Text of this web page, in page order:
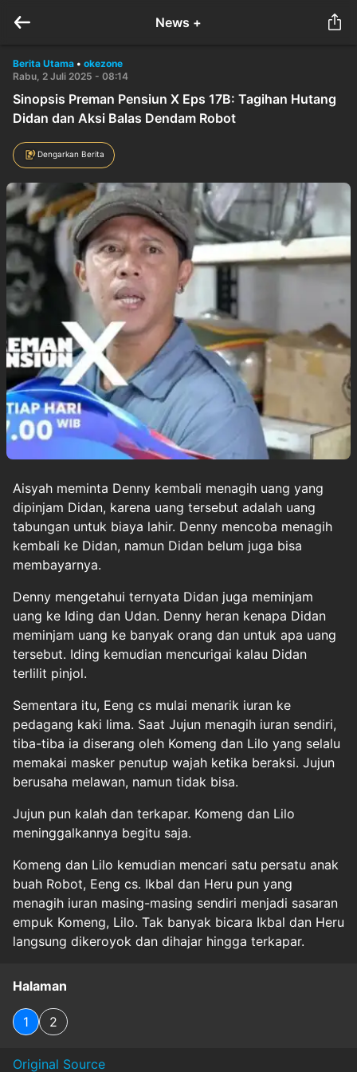
News +
Berita Utama • okezone
Rabu, 2 Juli 2025 - 08:14
Sinopsis Preman Pensiun X Eps 17B: Tagihan Hutang
Didan dan Aksi Balas Dendam Robot
Dengarkan Berita
Aisyah meminta Denny kembali menagih uang yang
dipinjam Didan, karena uang tersebut adalah uang
tabungan untuk biaya lahir. Denny mencoba menagih
kembali ke Didan, namun Didan belum juga bisa
membayarnya.
Denny mengetahui ternyata Didan juga meminjam
uang ke Iding dan Udan. Denny heran kenapa Didan
meminjam uang ke banyak orang dan untuk apa uang
tersebut. Iding kemudian mencurigai kalau Didan
terlilit pinjol.
Sementara itu, Eeng cs mulai menarik iuran ke
pedagang kaki lima. Saat Jujun menagih iuran sendiri,
tiba-tiba ia diserang oleh Komeng dan Lilo yang selalu
memakai masker penutup wajah ketika beraksi. Jujun
berusaha melawan, namun tidak bisa.
Jujun pun kalah dan terkapar. Komeng dan Lilo
meninggalkannya begitu saja.
Komeng dan Lilo kemudian mencari satu persatu anak
buah Robot, Eeng cs. Ikbal dan Heru pun yang
menagih iuran masing-masing sendiri menjadi sasaran
empuk Komeng, Lilo. Tak banyak bicara Ikbal dan Heru
langsung dikeroyok dan dihajar hingga terkapar.
Halaman
1 2
Original Source